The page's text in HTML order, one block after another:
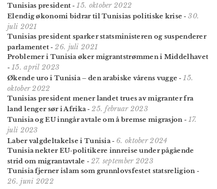
Tunisias president -15. oktober 2022
Elendig økonomi bidrar til Tunisias politiske krise -30.
juli 2021
Tunisias president sparker statsministeren og suspenderer
parlamentet -26. juli 2021
Problemer i Tunisia øker migrantstrømmen i Middelhavet
- 15. april 2023
Økende uro i Tunisia – den arabiske vårens vugge -15.
oktober 2022
Tunisias president mener landet trues av migranter fra
land lenger sør i Afrika -25. februar 2023
Tunisia og EU inngår avtale om å bremse migrasjon- 17.
juli 2023
Laber valgdeltakelse i Tunisia - 6. oktober 2024
Tunisia nekter EU-politikere innreise under pågående
strid om migrant­avtale - 27. september 2023
Tunisia fjerner islam som grunnlovsfestet statsreligion-
26. juni 2022